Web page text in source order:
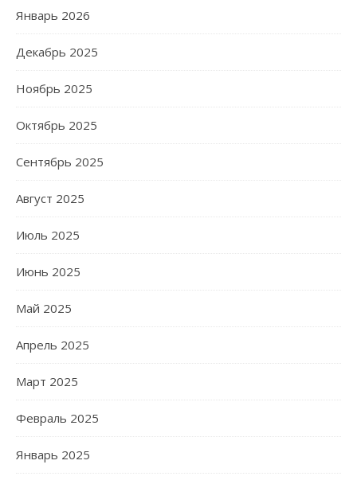
Январь 2026
Декабрь 2025
Ноябрь 2025
Октябрь 2025
Сентябрь 2025
Август 2025
Июль 2025
Июнь 2025
Май 2025
Апрель 2025
Март 2025
Февраль 2025
Январь 2025